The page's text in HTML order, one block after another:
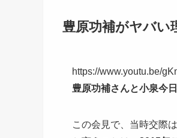
豊原功補がヤバ
https://www.youtu.be/
豊原功補さんと小泉今
この会見で、当時交際